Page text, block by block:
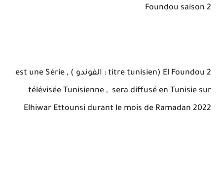
Foundou saison 2
El Foundou 2 (titre tunisien : الفوندو ) , est une Série
télévisée Tunisienne , sera diffusé en Tunisie sur
Elhiwar Ettounsi durant le mois de Ramadan 2022